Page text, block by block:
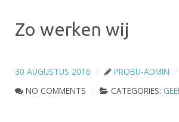
Zo werken wij
30 AUGUSTUS 2016
PROBU-ADMIN
NO COMMENTS
CATEGORIES: